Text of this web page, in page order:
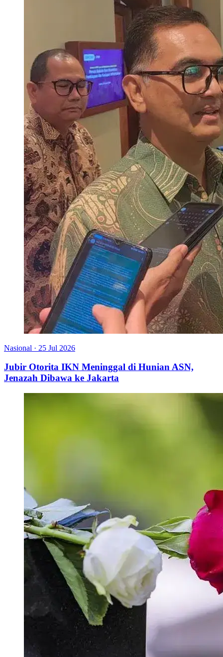
Nasional · 25 Jul 2026
Jubir Otorita IKN Meninggal di Hunian ASN,
Jenazah Dibawa ke Jakarta